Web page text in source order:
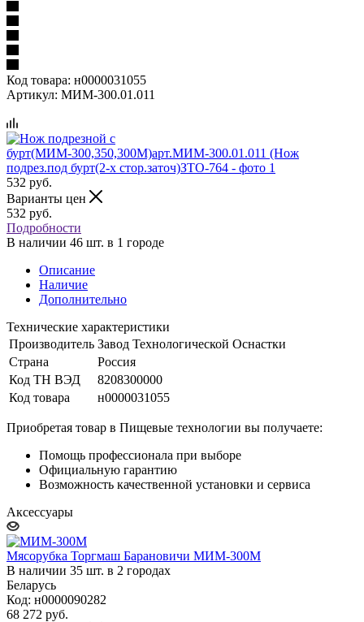
Код товара: н0000031055
Артикул: МИМ-300.01.011
532 руб.
Варианты цен
532 руб.
Подробности
В наличии 46 шт. в 1 городе
Описание
Наличие
Дополнительно
Технические характеристики
Производитель Завод Технологической Оснастки
Страна
Россия
Код ТН ВЭД
8208300000
Код товара
н0000031055
Приобретая товар в Пищевые технологии вы получаете:
Помощь профессионала при выборе
Официальную гарантию
Возможность качественной установки и сервиса
Аксессуары
Мясорубка Торгмаш Барановичи МИМ-300М
В наличии 35 шт. в 2 городах
Беларусь
Код: н0000090282
68 272 руб.